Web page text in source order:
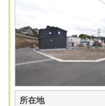
所在地